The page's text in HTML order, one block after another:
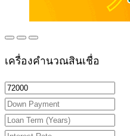
เครื่องคำนวณสินเชื่อ